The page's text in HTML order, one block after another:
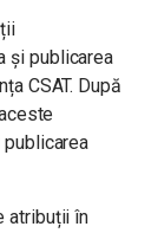
și publicarea
CSAT. După
atribuții în